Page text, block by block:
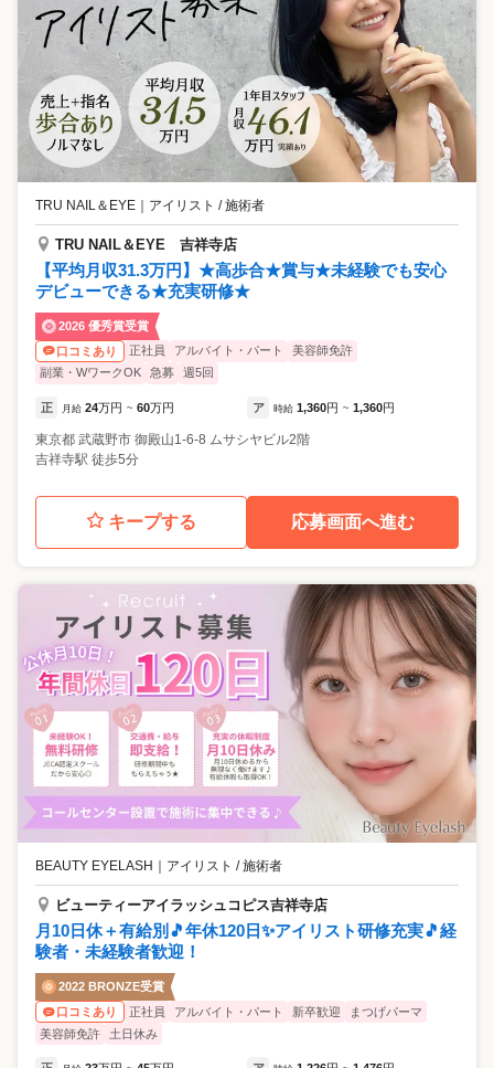
TRU NAIL＆EYE アイリスト / 施術者
TRU NAIL＆EYE 吉祥寺店
【平均月収31.3万円】★高歩合★賞与★未経験でも安心
デビューできる★充実研修★
2026 優秀賞受賞
口コミあり
正社員 アルバイト・パート
美容師免許
副業・WワークOK
急募 週5回
正 月給 24万円 ~ 60万円 ア 時給 1,360円 ~ 1,360円
東京都 武蔵野市 御殿山1-6-8 ムサシヤビル2階
吉祥寺駅 徒歩5分
キープする 応募画面へ進む
BEAUTY EYELASH アイリスト / 施術者
ビューティーアイラッシュコピス吉祥寺店
月10日休＋有給別🎵年休120日✨アイリスト研修充実🎵経
験者・未経験者歓迎！
2022 BRONZE受賞
口コミあり
正社員 アルバイト・パート 新卒歓迎
まつげパーマ
美容師免許
土日休み